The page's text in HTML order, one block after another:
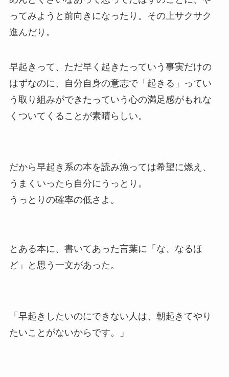
ってみようと前向きになったり。その上サクサク
進んだり。
早起きって、ただ早く起きたっていう事実だけの
はずなのに、自分自身の意志で「起きる」ってい
う取り組みができたっていう心の満足感がもれな
くついてくることが素晴らしい。
だから早起き系の本を読み漁っては希望に燃え、
うまくいったら自分にうっとり。
うっとりの確率の低さよ。
とある本に、書いてあった言葉に「な、なるほ
ど」と思う一文があった。
「早起きしたいのにできない人は、朝起きてやり
たいことがないからです。」